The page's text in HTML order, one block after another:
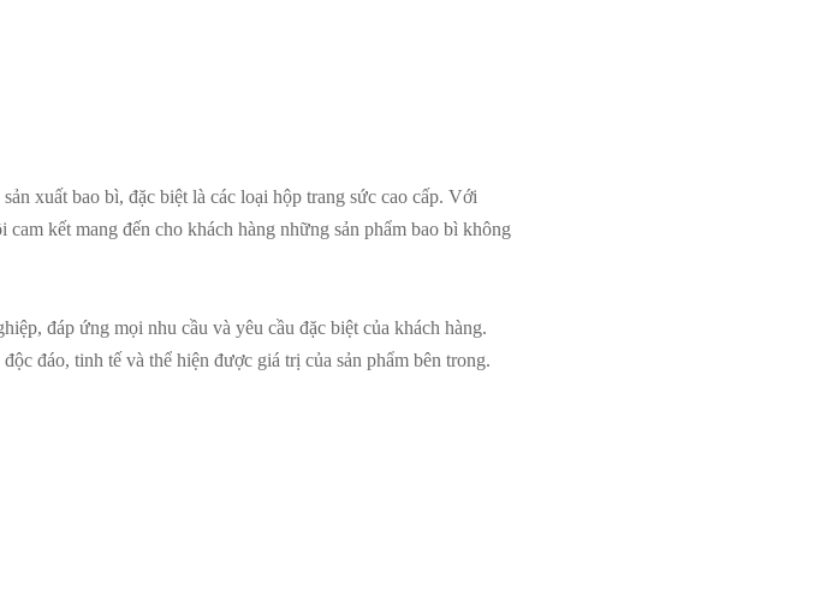
xuất bao bì, đặc biệt là các loại hộp trang sức cao cấp. Với
kết mang đến cho khách hàng những sản phẩm bao bì không
đáp ứng mọi nhu cầu và yêu cầu đặc biệt của khách hàng.
đáo, tinh tế và thể hiện được giá trị của sản phẩm bên trong.